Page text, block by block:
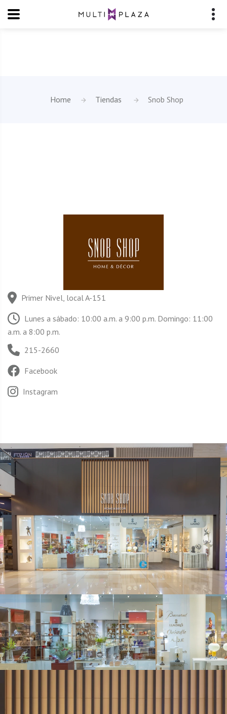
Home Tiendas Snob Shop
Primer Nivel, local A-151
Lunes a sábado: 10:00 a.m. a 9:00 p.m. Domingo: 11:00
a.m. a 8:00 p.m.
215-2660
Facebook
Instagram